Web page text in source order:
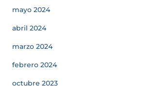
mayo 2024
abril 2024
marzo 2024
febrero 2024
octubre 2023